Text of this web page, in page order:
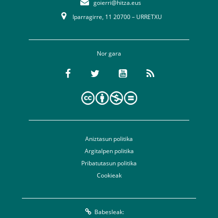
goierri@hitza.eus
Iparragirre, 11 20700 – URRETXU
Nor gara
Aniztasun politika
Argitalpen politika
Pribatutasun politika
Cookieak
Babesleak: